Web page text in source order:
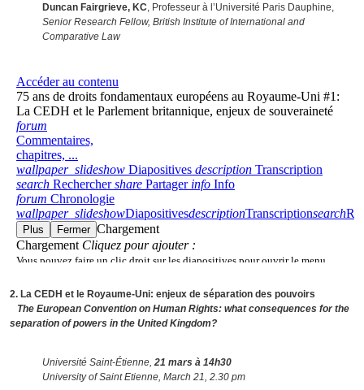
Duncan Fairgrieve, KC, Professeur à l’Université Paris Dauphine,
Senior Research Fellow, British Institute of International and
Comparative Law
2. La CEDH et le Royaume-Uni: enjeux de séparation des pouvoirs
The European Convention on Human Rights: what consequences for the
separation of powers in the United Kingdom?
Université Saint-Étienne, 21 mars à 14h30
University of Saint Etienne, March 21, 2.30 pm